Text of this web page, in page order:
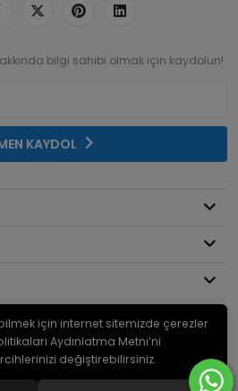
bilgi sahibi olmak için kaydolun!
KAYDOL
A.Ş markasıdır ve tüm hakları
saklıdır.
için internet sitemizde çerezler
Aydınlatma Metni’ni
değiştirebilirsiniz.